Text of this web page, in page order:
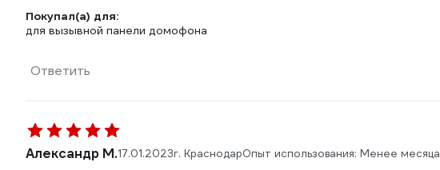
Покупал(а) для:
для вызывной панели домофона
Ответить
Александр М.17.01.2023г. КраснодарОпыт использования: Менее месяца